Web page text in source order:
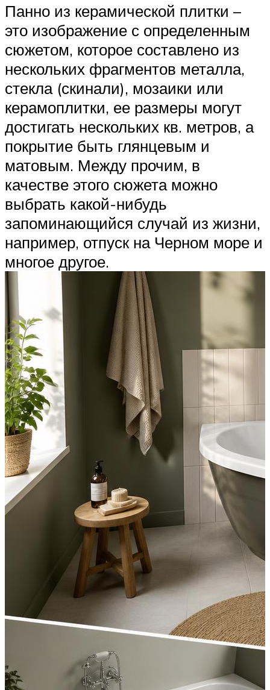
Панно из керамической плитки –
это изображение с определенным
сюжетом, которое составлено из
нескольких фрагментов металла,
стекла (скинали), мозаики или
керамоплитки, ее размеры могут
достигать нескольких кв. метров, а
покрытие быть глянцевым и
матовым. Между прочим, в
качестве этого сюжета можно
выбрать какой-нибудь
запоминающийся случай из жизни,
например, отпуск на Черном море и
многое другое.